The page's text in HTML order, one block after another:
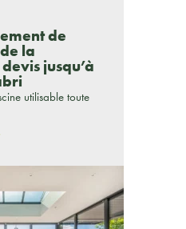
de
la
jusqu’à
utilisable toute